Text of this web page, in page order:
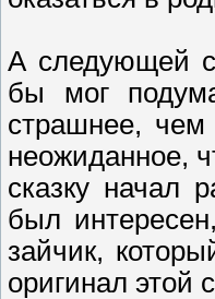
А следующей
бы мог
страшнее,
неожиданное,
сказку начал
был
зайчик,
оригинал этой